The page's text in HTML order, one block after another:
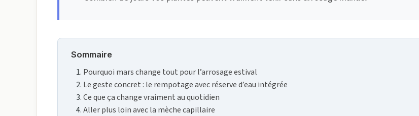
Sommaire
Pourquoi mars change tout pour l’arrosage estival
Le geste concret : le rempotage avec réserve d’eau intégrée
Ce que ça change vraiment au quotidien
Aller plus loin avec la mèche capillaire